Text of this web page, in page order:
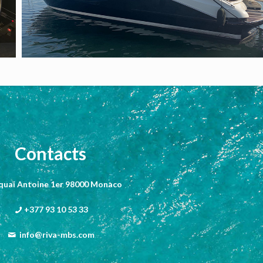
Contacts
Antoine 1er 98000 Monaco
+377 93 10 53 33
info@riva-mbs.com